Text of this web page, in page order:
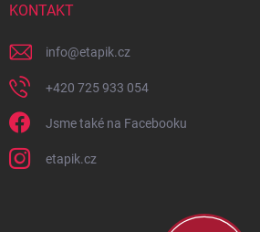
KONTAKT
info@etapik.cz
+420 725 933 054
Jsme také na Facebooku
etapik.cz